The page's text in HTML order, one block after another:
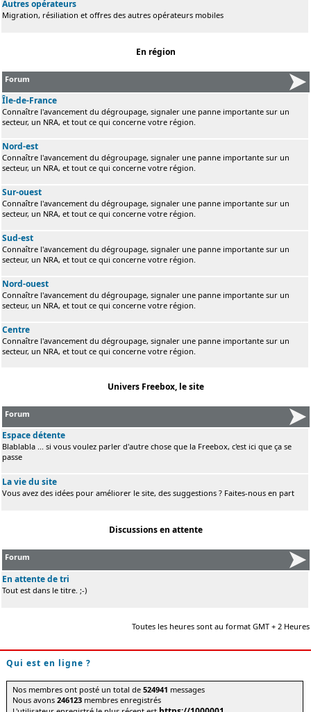
Autres opérateurs
Migration, résiliation et offres des autres opérateurs mobiles
En région
Forum
Île-de-France
Connaître l'avancement du dégroupage, signaler une panne importante sur un
secteur, un NRA, et tout ce qui concerne votre région.
Nord-est
Connaître l'avancement du dégroupage, signaler une panne importante sur un
secteur, un NRA, et tout ce qui concerne votre région.
Sur-ouest
Connaître l'avancement du dégroupage, signaler une panne importante sur un
secteur, un NRA, et tout ce qui concerne votre région.
Sud-est
Connaître l'avancement du dégroupage, signaler une panne importante sur un
secteur, un NRA, et tout ce qui concerne votre région.
Nord-ouest
Connaître l'avancement du dégroupage, signaler une panne importante sur un
secteur, un NRA, et tout ce qui concerne votre région.
Centre
Connaître l'avancement du dégroupage, signaler une panne importante sur un
secteur, un NRA, et tout ce qui concerne votre région.
Univers Freebox, le site
Forum
Espace détente
Blablabla ... si vous voulez parler d'autre chose que la Freebox, c'est ici que ça se
passe
La vie du site
Vous avez des idées pour améliorer le site, des suggestions ? Faites-nous en part
Discussions en attente
Forum
En attente de tri
Tout est dans le titre. ;-)
Toutes les heures sont au format GMT + 2 Heures
Qui est en ligne ?
Nos membres ont posté un total de524941 messages
Nous avons246123 membres enregistrés